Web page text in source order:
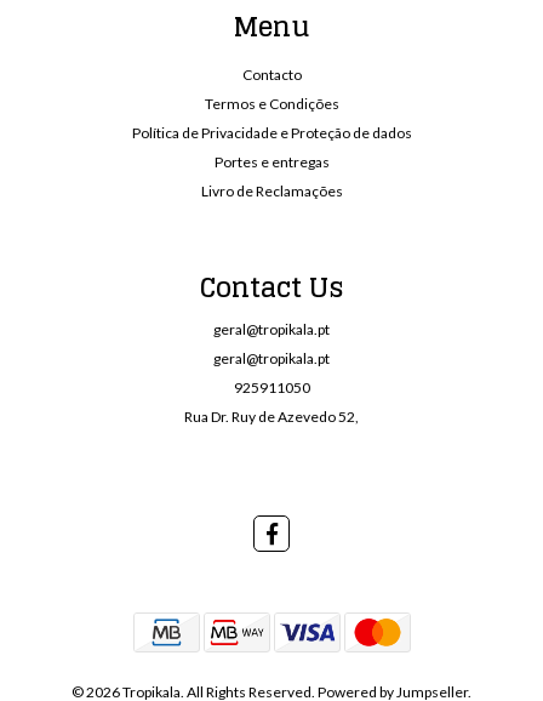
Menu
Contacto
Termos e Condições
Política de Privacidade e Proteção de dados
Portes e entregas
Livro de Reclamações
Contact Us
geral@tropikala.pt
geral@tropikala.pt
925911050
Rua Dr. Ruy de Azevedo 52,
© 2026 Tropikala. All Rights Reserved. Powered by Jumpseller.